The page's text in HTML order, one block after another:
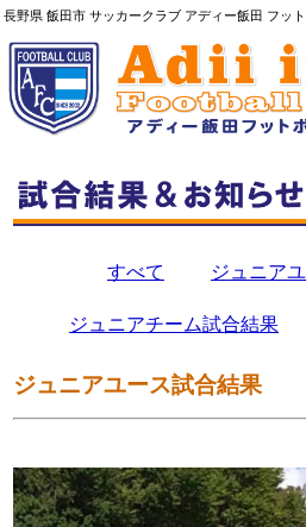
長野県 飯田市 サッカークラブ アディー飯田 フッ
すべて ジュニア
ジュニアチーム試合結果
ジュニアユース試合結果